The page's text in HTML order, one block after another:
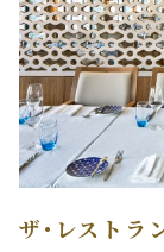
ザ･レストラ